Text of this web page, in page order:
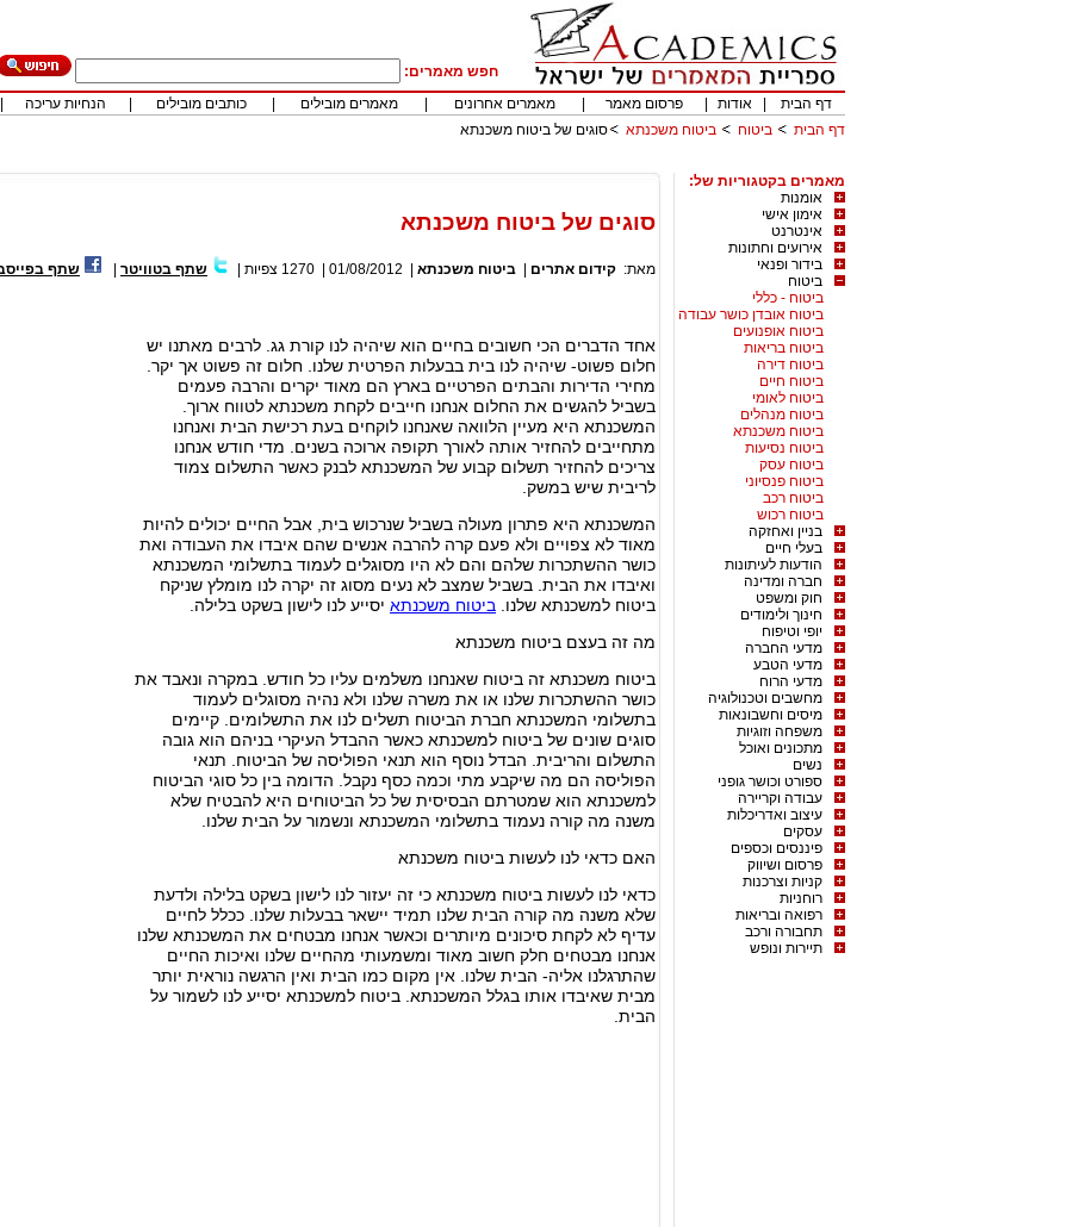
חפש מאמרים:
דף הבית
אודות פרסום מאמר מאמרים אחרונים מאמרים מובילים כותבים מובילים הנחיות עריכה
דף הבית
ביטוח ביטוח משכנתא סוגים של ביטוח משכנתא
מאמרים בקטגוריות של:
אומנות
אימון אישי
אינטרנט
אירועים וחתונות
בידור ופנאי
ביטוח
ביטוח - כללי
ביטוח אובדן כושר עבודה
ביטוח אופנועים
ביטוח בריאות
ביטוח דירה
ביטוח חיים
ביטוח לאומי
ביטוח מנהלים
ביטוח משכנתא
ביטוח נסיעות
ביטוח עסק
ביטוח פנסיוני
ביטוח רכב
ביטוח רכוש
בניין ואחזקה
בעלי חיים
הודעות לעיתונות
חברה ומדינה
חוק ומשפט
חינוך ולימודים
יופי וטיפוח
מדעי החברה
מדעי הטבע
מדעי הרוח
מחשבים וטכנולוגיה
מיסים וחשבונאות
משפחה וזוגיות
מתכונים ואוכל
נשים
ספורט וכושר גופני
עבודה וקריירה
עיצוב ואדריכלות
עסקים
פיננסים וכספים
פרסום ושיווק
קניות וצרכנות
רוחניות
רפואה ובריאות
תחבורה ורכב
תיירות ונופש
סוגים של ביטוח משכנתא
מאת: קידום אתרים ביטוח משכנתא 01/08/2012
1270 צפיות שתף בטוויטר שתף
אחד הדברים הכי חשובים בחיים הוא שיהיה לנו קורת גג. לרבים מאתנו יש
חלום פשוט- שיהיה לנו בית בבעלות הפרטית שלנו. חלום זה פשוט אך יקר.
מחירי הדירות והבתים הפרטיים בארץ הם מאוד יקרים והרבה פעמים
בשביל להגשים את החלום אנחנו חייבים לקחת משכנתא לטווח ארוך.
המשכנתא היא מעיין הלוואה שאנחנו לוקחים בעת רכישת הבית ואנחנו
מתחייבים להחזיר אותה לאורך תקופה ארוכה בשנים. מדי חודש אנחנו
צריכים להחזיר תשלום קבוע של המשכנתא לבנק כאשר התשלום צמוד
לריבית שיש במשק.
המשכנתא היא פתרון מעולה בשביל שנרכוש בית, אבל החיים יכולים להיות
מאוד לא צפויים ולא פעם קרה להרבה אנשים שהם איבדו את העבודה ואת
כושר ההשתכרות שלהם והם לא היו מסוגלים לעמוד בתשלומי המשכנתא
ואיבדו את הבית. בשביל שמצב לא נעים מסוג זה יקרה לנו מומלץ שניקח
ביטוח למשכנתא שלנו. ביטוח משכנתא יסייע לנו לישון בשקט בלילה.
מה זה בעצם ביטוח משכנתא
ביטוח משכנתא זה ביטוח שאנחנו משלמים עליו כל חודש. במקרה ונאבד את
כושר ההשתכרות שלנו או את משרה שלנו ולא נהיה מסוגלים לעמוד
בתשלומי המשכנתא חברת הביטוח תשלים לנו את התשלומים. קיימים
סוגים שונים של ביטוח למשכנתא כאשר ההבדל העיקרי בניהם הוא גובה
התשלום והריבית. הבדל נוסף הוא תנאי הפוליסה של הביטוח. תנאי
הפוליסה הם מה שיקבע מתי וכמה כסף נקבל. הדומה בין כל סוגי הביטוח
למשכנתא הוא שמטרתם הבסיסית של כל הביטוחים היא להבטיח שלא
משנה מה קורה נעמוד בתשלומי המשכנתא ונשמור על הבית שלנו.
האם כדאי לנו לעשות ביטוח משכנתא
כדאי לנו לעשות ביטוח משכנתא כי זה יעזור לנו לישון בשקט בלילה ולדעת
שלא משנה מה קורה הבית שלנו תמיד יישאר בבעלות שלנו. ככלל לחיים
עדיף לא לקחת סיכונים מיותרים וכאשר אנחנו מבטחים את המשכנתא שלנו
אנחנו מבטחים חלק חשוב מאוד ומשמעותי מהחיים שלנו ואיכות החיים
שהתרגלנו אליה- הבית שלנו. אין מקום כמו הבית ואין הרגשה נוראית יותר
מבית שאיבדו אותו בגלל המשכנתא. ביטוח למשכנתא יסייע לנו לשמור על
הבית.